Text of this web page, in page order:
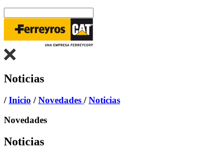
Noticias
/Inicio /Novedades /Noticias
Novedades
Noticias